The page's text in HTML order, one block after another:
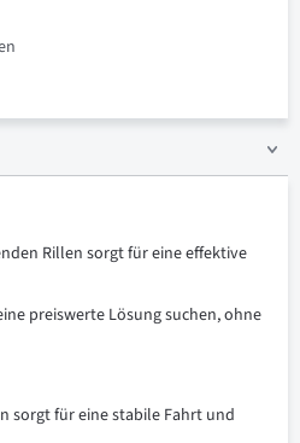
Rillen sorgt für eine effektive
preiswerte Lösung suchen, ohne
sorgt für eine stabile Fahrt und